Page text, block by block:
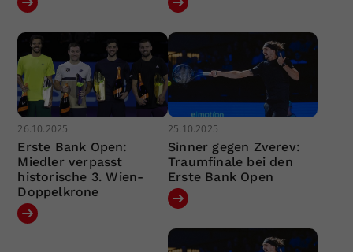
26.10.2025
Erste Bank Open:
Miedler verpasst
historische 3. Wien-
Doppelkrone
25.10.2025
Sinner gegen Zverev:
Traumfinale bei den
Erste Bank Open